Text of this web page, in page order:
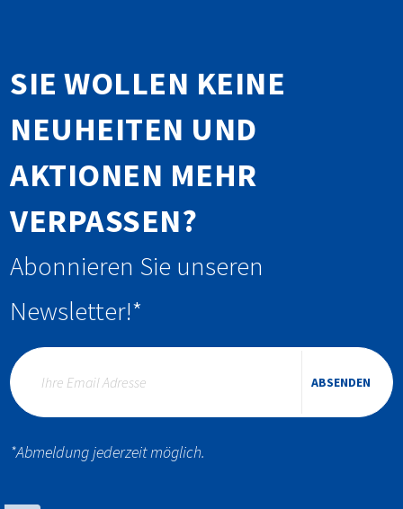
SIE WOLLEN KEINE
NEUHEITEN UND
AKTIONEN MEHR
VERPASSEN?
Abonnieren Sie unseren
Newsletter!*
ABSENDEN
*Abmeldung jederzeit möglich.